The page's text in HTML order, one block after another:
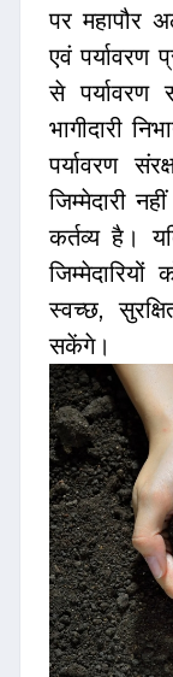
पर महापौर
एवं पर्यावरण
से पर्यावरण
भागीदारी
पर्यावरण
जिम्मेदारी
कर्तव्य है।
स्वच्छ,
सकेंगे।